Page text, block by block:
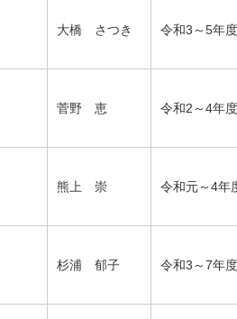
大橋 さつき 令和3～5年度
菅野 恵 令和2～4年度
熊上 崇 令和元～4年
杉浦 郁子 令和3～7年度